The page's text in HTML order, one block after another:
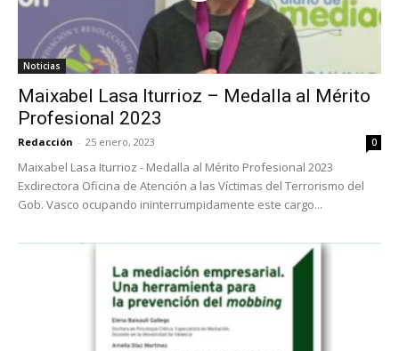
Noticias
Maixabel Lasa Iturrioz – Medalla al Mérito
Profesional 2023
Redacción - 25 enero, 2023 0
Maixabel Lasa Iturrioz - Medalla al Mérito Profesional 2023
Exdirectora Oficina de Atención a las Víctimas del Terrorismo del
Gob. Vasco ocupando ininterrumpidamente este cargo...